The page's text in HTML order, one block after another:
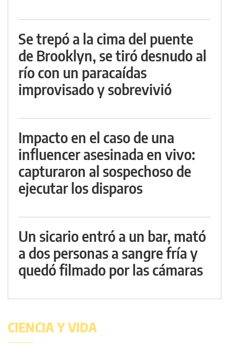
Se trepó a la cima del puente
de Brooklyn, se tiró desnudo al
río con un paracaídas
improvisado y sobrevivió
Impacto en el caso de una
influencer asesinada en vivo:
capturaron al sospechoso de
ejecutar los disparos
Un sicario entró a un bar, mató
a dos personas a sangre fría y
quedó filmado por las cámaras
CIENCIA Y VIDA